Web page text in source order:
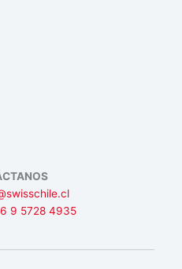
9 5728 4935